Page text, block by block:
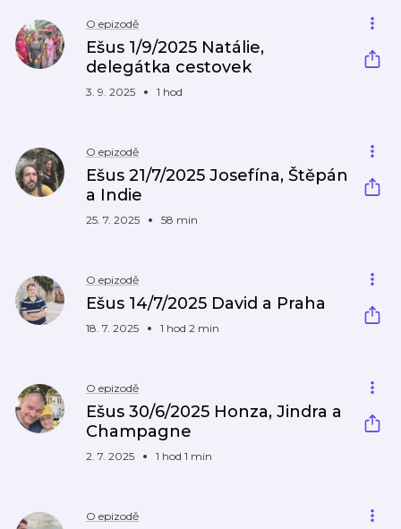
O epizodě
Ešus 1/9/2025 Natálie,
delegátka cestovek
3. 9. 2025 1 hod
O epizodě
Ešus 21/7/2025 Josefína, Štěpán
a Indie
25. 7. 2025 58 min
O epizodě
Ešus 14/7/2025 David a Praha
18. 7. 2025 1 hod 2 min
O epizodě
Ešus 30/6/2025 Honza, Jindra a
Champagne
2. 7. 2025 1 hod 1 min
O epizodě